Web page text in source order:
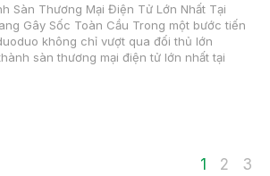
Sàn Thương Mại Điện Tử Lớn Nhất Tại
Gây Sốc Toàn Cầu Trong một bước tiến
không chỉ vượt qua đối thủ lớn
sàn thương mại điện tử lớn nhất tại
1 2 3